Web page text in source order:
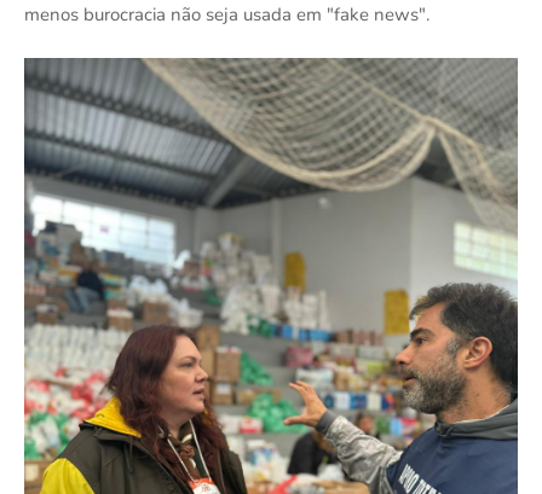
menos burocracia não seja usada em "fake news".